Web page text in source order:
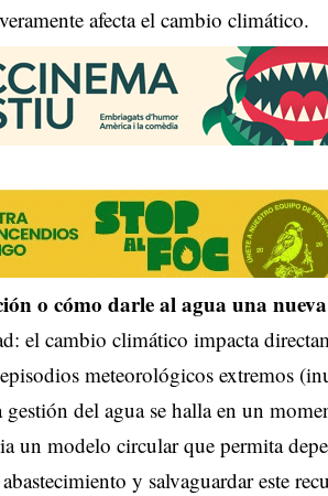
afecta el cambio climático.
o cómo darle al agua una
el cambio climático impacta
meteorológicos extremos
gestión del agua se halla en un
un modelo circular que permita
y salvaguardar este